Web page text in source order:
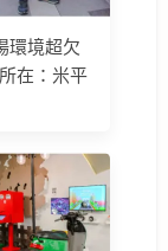
環境超欠
在：米平